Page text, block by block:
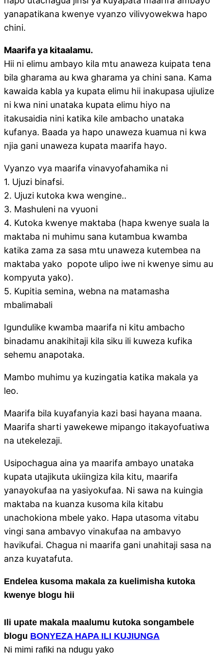
yanapatikana kwenye vyanzo vilivyowekwa hapo
chini.
Maarifa ya kitaalamu.
Hii ni elimu ambayo kila mtu anaweza kuipata tena
bila gharama au kwa gharama ya chini sana. Kama
kawaida kabla ya kupata elimu hii inakupasa ujiulize
ni kwa nini unataka kupata elimu hiyo na
itakusaidia nini katika kile ambacho unataka
kufanya. Baada ya hapo unaweza kuamua ni kwa
njia gani unaweza kupata maarifa hayo.
Vyanzo vya maarifa vinavyofahamika ni
1. Ujuzi binafsi.
2. Ujuzi kutoka kwa wengine..
3. Mashuleni na vyuoni
4. Kutoka kwenye maktaba (hapa kwenye suala la
maktaba ni muhimu sana kutambua kwamba
katika zama za sasa mtu unaweza kutembea na
maktaba yako popote ulipo iwe ni kwenye simu au
kompyuta yako).
5. Kupitia semina, webna na matamasha
mbalimabali
Igundulike kwamba maarifa ni kitu ambacho
binadamu anakihitaji kila siku ili kuweza kufika
sehemu anapotaka.
Mambo muhimu ya kuzingatia katika makala ya
leo.
Maarifa bila kuyafanyia kazi basi hayana maana.
Maarifa sharti yawekewe mipango itakayofuatiwa
na utekelezaji.
Usipochagua aina ya maarifa ambayo unataka
kupata utajikuta ukiingiza kila kitu, maarifa
yanayokufaa na yasiyokufaa. Ni sawa na kuingia
maktaba na kuanza kusoma kila kitabu
unachokiona mbele yako. Hapa utasoma vitabu
vingi sana ambavyo vinakufaa na ambavyo
havikufai. Chagua ni maarifa gani unahitaji sasa na
anza kuyatafuta.
Endelea kusoma makala za kuelimisha kutoka
kwenye blogu hii
Ili upate makala maalumu kutoka songambele
blogu BONYEZA HAPA ILI KUJIUNGA
Ni mimi rafiki na ndugu yako